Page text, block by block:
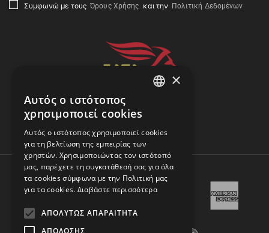
Συμφωνώ με τους Όρους Χρήσης και την Πολιτική Δεδομένων
×
Αυτός ο ιστότοπος
χρησιμοποιεί cookies
Αυτός ο ιστότοπος χρησιμοποιεί cookies
για τη βελτίωση της εμπειρίας των
χρηστών. Χρησιμοποιώντας τον ιστότοπό
μας, παρέχετε τη συγκατάθεσή σας για όλα
τα cookies σύμφωνα με την Πολιτική μας
για τα cookies. Διαβάστε περισσότερα
ΑΠΟΛΎΤΩΣ ΑΠΑΡΑΊΤΗΤΑ
ΑΠΌΔΟΣΗΣ